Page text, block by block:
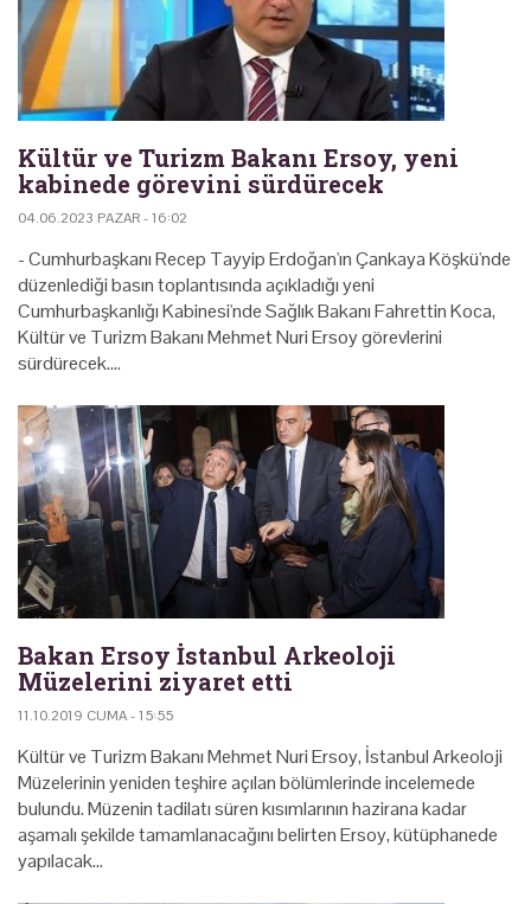
Kültür ve Turizm Bakanı Ersoy, yeni
kabinede görevini sürdürecek
04.06.2023 PAZAR - 16:02
- Cumhurbaşkanı Recep Tayyip Erdoğan'ın Çankaya Köşkü'nde
düzenlediği basın toplantısında açıkladığı yeni
Cumhurbaşkanlığı Kabinesi'nde Sağlık Bakanı Fahrettin Koca,
Kültür ve Turizm Bakanı Mehmet Nuri Ersoy görevlerini
sürdürecek.…
Bakan Ersoy İstanbul Arkeoloji
Müzelerini ziyaret etti
11.10.2019 CUMA - 15:55
Kültür ve Turizm Bakanı Mehmet Nuri Ersoy, İstanbul Arkeoloji
Müzelerinin yeniden teşhire açılan bölümlerinde incelemede
bulundu. Müzenin tadilatı süren kısımlarının hazirana kadar
aşamalı şekilde tamamlanacağını belirten Ersoy, kütüphanede
yapılacak…